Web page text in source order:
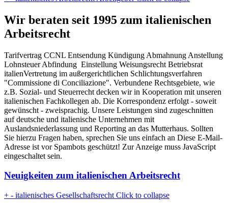
Wir beraten seit 1995 zum italienischen
Arbeitsrecht
Tarifvertrag CCNL Entsendung Kündigung Abmahnung Anstellung
Lohnsteuer Abfindung Einstellung Weisungsrecht Betriebsrat
italienVertretung im außergerichtlichen Schlichtungsverfahren
"Commissione di Conciliazione". Verbundene Rechtsgebiete, wie
z.B. Sozial- und Steuerrecht decken wir in Kooperation mit unseren
italienischen Fachkollegen ab. Die Korrespondenz erfolgt - soweit
gewünscht - zweisprachig. Unsere Leistungen sind zugeschnitten
auf deutsche und italienische Unternehmen mit
Auslandsniederlassung und Reporting an das Mutterhaus. Sollten
Sie hierzu Fragen haben, sprechen Sie uns einfach an Diese E-Mail-
Adresse ist vor Spambots geschützt! Zur Anzeige muss JavaScript
eingeschaltet sein.
Neuigkeiten zum italienischen Arbeitsrecht
+ - italienisches Gesellschaftsrecht Click to collapse